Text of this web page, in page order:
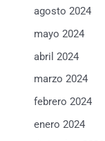
agosto 2024
mayo 2024
abril 2024
marzo 2024
febrero 2024
enero 2024